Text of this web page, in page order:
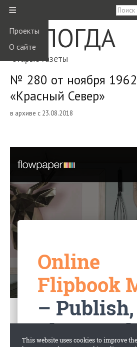
≡
Проекты
О сайте
ВОЛОГДА
старые газеты
№ 280 от ноября
«Красный Север»
в архиве с 23.08.2018